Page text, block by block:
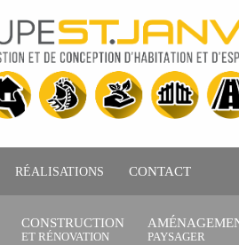
RÉALISATIONS CONTACT
CONSTRUCTION
ET RÉNOVATION PAYSAGER